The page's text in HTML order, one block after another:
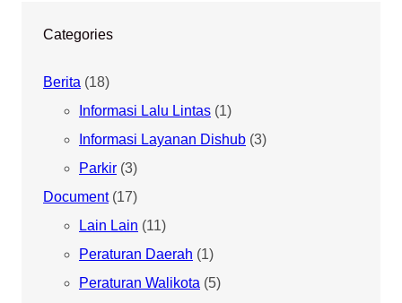
Categories
Berita (18)
Informasi Lalu Lintas (1)
Informasi Layanan Dishub (3)
Parkir (3)
Document(17)
Lain Lain (11)
Peraturan Daerah (1)
Peraturan Walikota (5)